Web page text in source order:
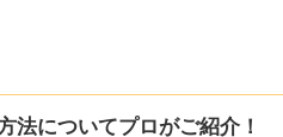
法についてプロがご紹介！